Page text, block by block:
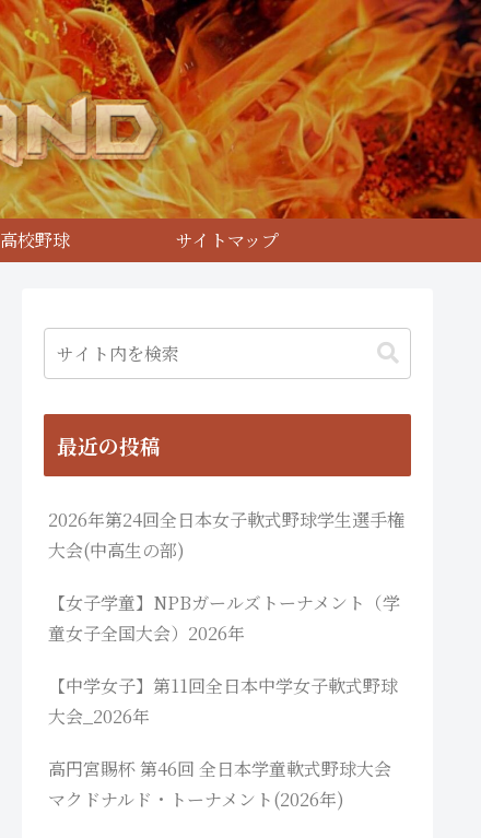
高校野球 サイトマップ
最近の投稿
2026年第24回全日本女子軟式野球学生選手権
大会(中高生の部)
【女子学童】NPBガールズトーナメント（学
童女子全国大会）2026年
【中学女子】第11回全日本中学女子軟式野球
大会_2026年
高円宮賜杯 第46回 全日本学童軟式野球大会
マクドナルド・トーナメント(2026年)